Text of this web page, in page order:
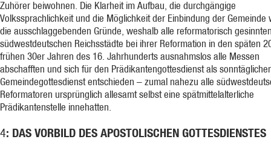
Zuhörer beiwohnen. Die Klarheit im Aufbau, die durchgängige
Volkssprachlichkeit und die Möglichkeit der Einbindung der Gemeinde
die ausschlaggebenden Gründe, weshalb alle reformatorisch
südwestdeutschen Reichsstädte bei ihrer Reformation in den späten
frühen 30er Jahren des 16. Jahrhunderts ausnahmslos alle Messen
abschafften und sich für den Prädikantengottesdienst als
Gemeindegottesdienst entschieden – zumal nahezu alle
Reformatoren ursprünglich allesamt selbst eine spätmittelalterliche
Prädikantenstelle innehatten.
4: DAS VORBILD DES APOSTOLISCHEN GOTTESDIENSTES